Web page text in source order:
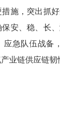
施，突出抓
安、稳、长
应急队伍战备
业链供应链韧